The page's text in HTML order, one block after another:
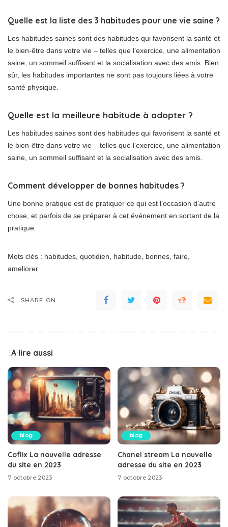
Quelle est la liste des 3 habitudes pour une vie saine ?
Les habitudes saines sont des habitudes qui favorisent la santé et
le bien-être dans votre vie – telles que l’exercice, une alimentation
saine, un sommeil suffisant et la socialisation avec des amis. Bien
sûr, les habitudes importantes ne sont pas toujours liées à votre
santé physique.
Quelle est la meilleure habitude à adopter ?
Les habitudes saines sont des habitudes qui favorisent la santé et
le bien-être dans votre vie – telles que l’exercice, une alimentation
saine, un sommeil suffisant et la socialisation avec des amis.
Comment développer de bonnes habitudes ?
Une bonne pratique est de pratiquer ce qui est l’occasion d’autre
chose, et parfois de se préparer à cet événement en sortant de la
pratique.
Mots clés : habitudes, quotidien, habitude, bonnes, faire,
ameliorer
SHARE ON
A lire aussi
blog
Coflix La nouvelle adresse
du site en 2023
7 octobre 2023
blog
Chanel stream La nouvelle
adresse du site en 2023
7 octobre 2023